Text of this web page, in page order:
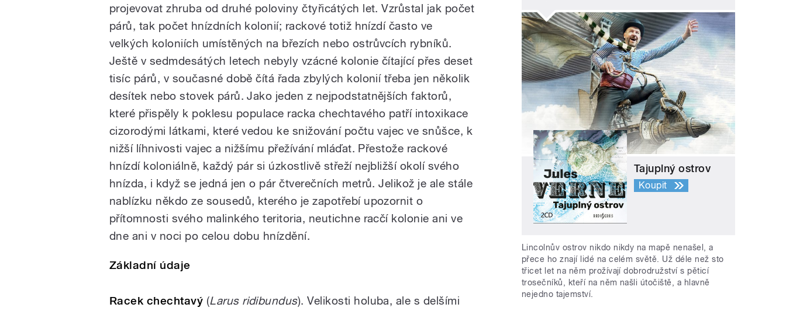
projevovat zhruba od druhé poloviny čtyřicátých let. Vzrůstal jak počet
párů, tak počet hnízdních kolonií; rackové totiž hnízdí často ve
velkých koloniích umístěných na březích nebo ostrůvcích rybníků.
Ještě v sedmdesátých letech nebyly vzácné kolonie čítající přes deset
tisíc párů, v současné době čítá řada zbylých kolonií třeba jen několik
desítek nebo stovek párů. Jako jeden z nejpodstatnějších faktorů,
které přispěly k poklesu populace racka chechtavého patří intoxikace
cizorodými látkami, které vedou ke snižování počtu vajec ve snůšce, k
nižší líhnivosti vajec a nižšímu přežívání mláďat. Přestože rackové
hnízdí koloniálně, každý pár si úzkostlivě střeží nejbližší okolí svého
hnízda, i když se jedná jen o pár čtverečních metrů. Jelikož je ale stále
nablízku někdo ze sousedů, kterého je zapotřebí upozornit o
přítomnosti svého malinkého teritoria, neutichne racčí kolonie ani ve
dne ani v noci po celou dobu hnízdění.
Základní údaje
Racek chechtavý (Larus ridibundus). Velikosti holuba, ale s delšími
Tajuplný ostrov
Koupit
Lincolnův ostrov nikdo nikdy na mapě nenašel, a
přece ho znají lidé na celém světě. Už déle než sto
třicet let na něm prožívají dobrodružství s pěticí
trosečníků, kteří na něm našli útočiště, a hlavně
nejedno tajemství.